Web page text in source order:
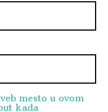
mesto u ovom
kada